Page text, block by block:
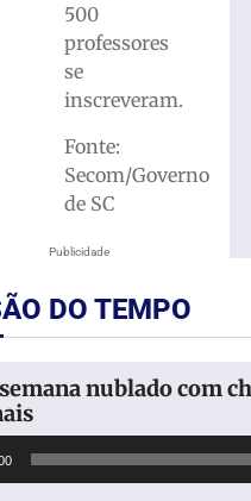
Publicidade
500
professores
se
inscreveram.
Fonte:
Secom/Governo
de SC
DO TEMPO
nublado com